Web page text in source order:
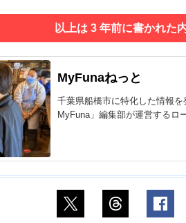
以上は 3 年前に書かれた
MyFunaねっと
千葉県船橋市に特化した情報
MyFuna」編集部が運営するロ